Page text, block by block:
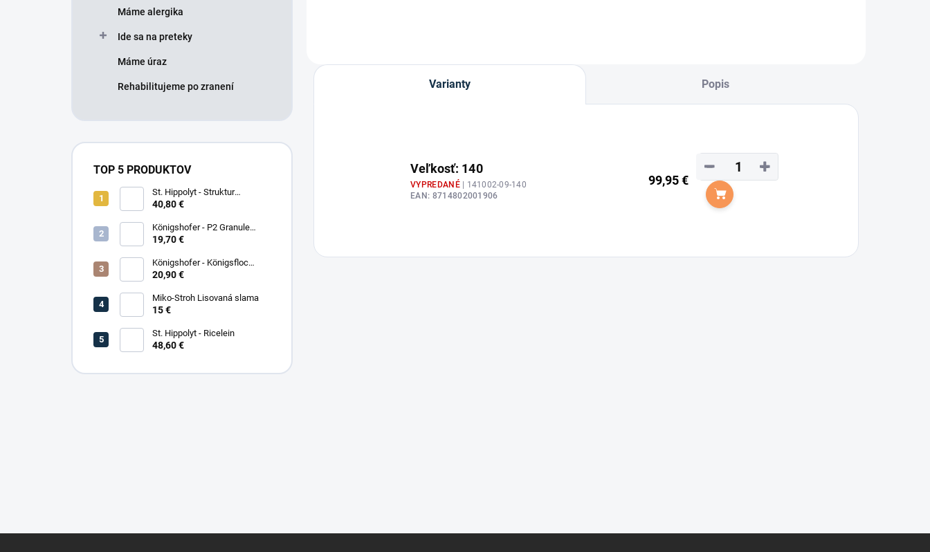
Máme alergika
Ide sa na preteky
Máme úraz
Rehabilitujeme po zranení
TOP 5 PRODUKTOV
St. Hippolyt - Struktur
Energetikum
40,80 €
Königshofer - P2 Granule
Freizeit
19,70 €
Königshofer - Königsfloc
základne musli
20,90 €
Miko-Stroh Lisovaná slama
15 €
St. Hippolyt - Ricelein
48,60 €
Varianty Popis
Veľkosť: 140
VYPREDANÉ | 141002-09-140
EAN: 8714802001906
99,95 €
+
−
Do košíka